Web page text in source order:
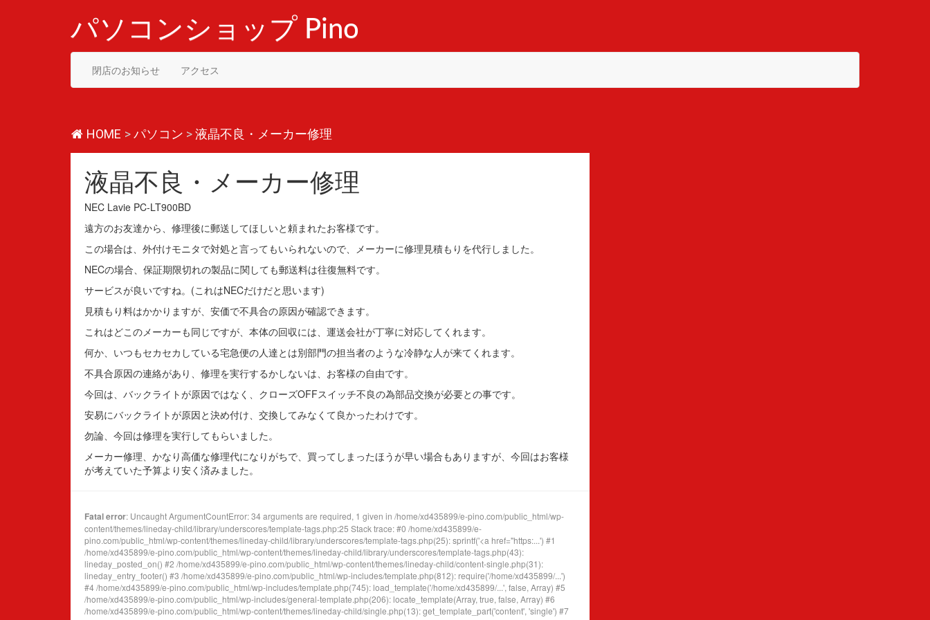
パソコンショップ Pino
閉店のお知らせ アクセス
HOME >パソコン >液晶不良・メーカー修理
液晶不良・メーカー修理
NEC Lavie PC-LT900BD
遠方のお友達から、修理後に郵送してほしいと頼まれたお客様です。
この場合は、外付けモニタで対処と言ってもいられないので、メーカーに修理見積もりを代行しました。
NECの場合、保証期限切れの製品に関しても郵送料は往復無料です。
サービスが良いですね。(これはNECだけだと思います)
見積もり料はかかりますが、安価で不具合の原因が確認できます。
これはどこのメーカーも同じですが、本体の回収には、運送会社が丁寧に対応してくれます。
何か、いつもセカセカしている宅急便の人達とは別部門の担当者のような冷静な人が来てくれます。
不具合原因の連絡があり、修理を実行するかしないは、お客様の自由です。
今回は、バックライトが原因ではなく、クローズOFFスイッチ不良の為部品交換が必要との事です。
安易にバックライトが原因と決め付け、交換してみなくて良かったわけです。
勿論、今回は修理を実行してもらいました。
メーカー修理、かなり高価な修理代になりがちで、買ってしまったほうが早い場合もありますが、今回はお客様
が考えていた予算より安く済みました。
Fatal error: Uncaught ArgumentCountError: 34 arguments are required, 1 given in /home/xd435899/e-pino.com/public_html/wp-
content/themes/lineday-child/library/underscores/template-tags.php:25 Stack trace: #0 /home/xd435899/e-
pino.com/public_html/wp-content/themes/lineday-child/library/underscores/template-tags.php(25): sprintf('<a href="https:...') #1
/home/xd435899/e-pino.com/public_html/wp-content/themes/lineday-child/library/underscores/template-tags.php(43):
lineday_posted_on() #2 /home/xd435899/e-pino.com/public_html/wp-content/themes/lineday-child/content-single.php(31):
lineday_entry_footer() #3 /home/xd435899/e-pino.com/public_html/wp-includes/template.php(812): require('/home/xd435899/...')
#4 /home/xd435899/e-pino.com/public_html/wp-includes/template.php(745): load_template('/home/xd435899/...', false, Array) #5
/home/xd435899/e-pino.com/public_html/wp-includes/general-template.php(206): locate_template(Array, true, false, Array) #6
/home/xd435899/e-pino.com/public_html/wp-content/themes/lineday-child/single.php(13): get_template_part('content', 'single') #7